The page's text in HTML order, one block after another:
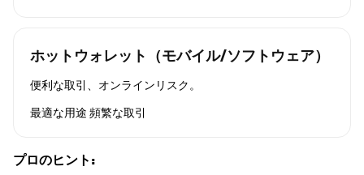
ホットウォレット（モバイル/ソフトウェア）
便利な取引、オンラインリスク。
最適な用途 頻繁な取引
プロのヒント: